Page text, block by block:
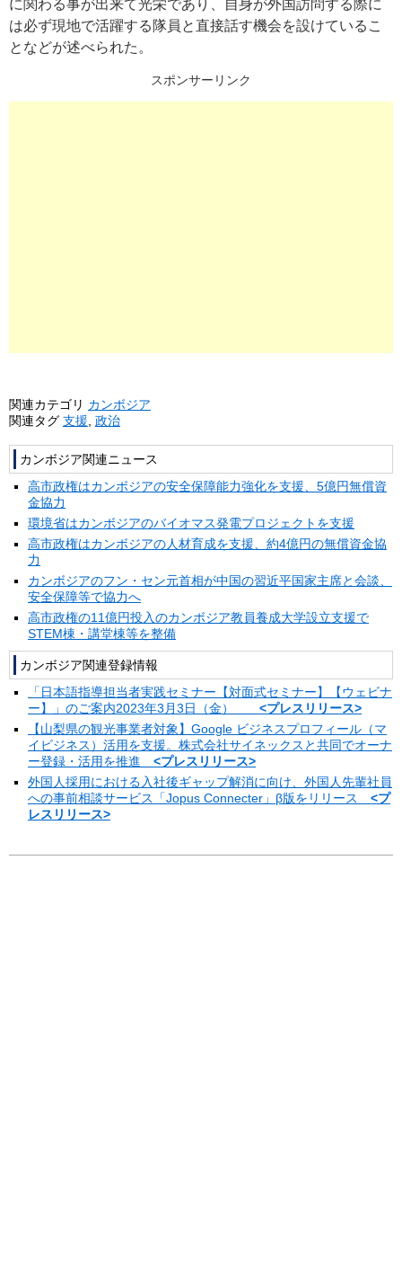
に関わる事が出来て光栄であり、自身が外国訪問する際に
は必ず現地で活躍する隊員と直接話す機会を設けているこ
となどが述べられた。
スポンサーリンク
関連カテゴリ カンボジア
関連タグ 支援 政治
カンボジア関連ニュース
高市政権はカンボジアの安全保障能力強化を支援、5億円無償資
金協力
環境省はカンボジアのバイオマス発電プロジェクトを支援
高市政権はカンボジアの人材育成を支援、約4億円の無償資金協
力
カンボジアのフン・セン元首相が中国の習近平国家主席と会談、
安全保障等で協力へ
高市政権の11億円投入のカンボジア教員養成大学設立支援で
STEM棟・講堂棟等を整備
カンボジア関連登録情報
「日本語指導担当者実践セミナー【対面式セミナー】【ウェビナ
ー】」のご案内2023年3月3日（金） <プレスリリース>
【山梨県の観光事業者対象】Google ビジネスプロフィール（マ
イビジネス）活用を支援。株式会社サイネックスと共同でオーナ
ー登録・活用を推進 <プレスリリース>
外国人採用における入社後ギャップ解消に向け、外国人先輩社員
への事前相談サービス「Jopus Connecter」β版をリリース <プ
レスリリース>